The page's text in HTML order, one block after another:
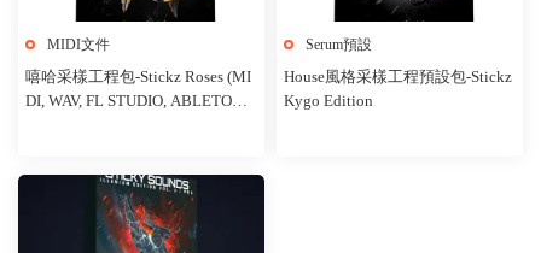
MIDI文件
嘻哈采樣工程包-Stickz Roses (MI
DI, WAV, FL STUDIO, ABLETON,
Serum預設
House風格采樣工程預設包-Stickz
Kygo Edition